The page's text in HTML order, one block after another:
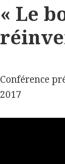
« Le
Conférence
2017